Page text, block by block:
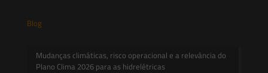
Blog
Mudanças climáticas, risco operacional e a relevância do
Plano Clima 2026 para as hidrelétricas